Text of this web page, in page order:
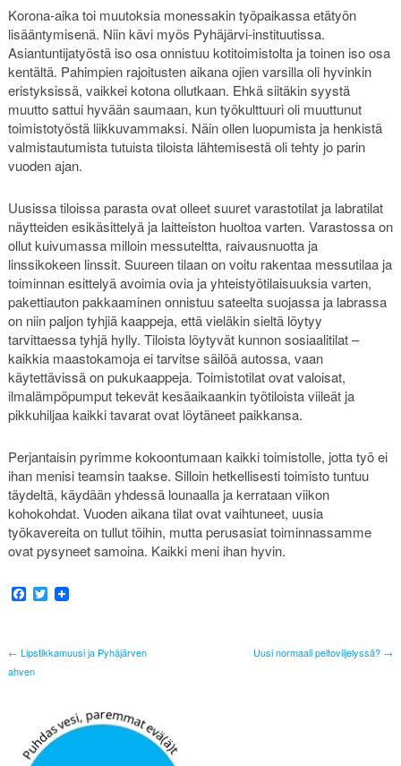
Korona-aika toi muutoksia monessakin työpaikassa etätyön
lisääntymisenä. Niin kävi myös Pyhäjärvi-instituutissa.
Asiantuntijatyöstä iso osa onnistuu kotitoimistolta ja toinen iso osa
kentältä. Pahimpien rajoitusten aikana ojien varsilla oli hyvinkin
eristyksissä, vaikkei kotona ollutkaan. Ehkä siitäkin syystä
muutto sattui hyvään saumaan, kun työkulttuuri oli muuttunut
toimistotyöstä liikkuvammaksi. Näin ollen luopumista ja henkistä
valmistautumista tutuista tiloista lähtemisestä oli tehty jo parin
vuoden ajan.
Uusissa tiloissa parasta ovat olleet suuret varastotilat ja labratilat
näytteiden esikäsittelyä ja laitteiston huoltoa varten. Varastossa on
ollut kuivumassa milloin messuteltta, raivausnuotta ja
linssikokeen linssit. Suureen tilaan on voitu rakentaa messutilaa ja
toiminnan esittelyä avoimia ovia ja yhteistyötilaisuuksia varten,
pakettiauton pakkaaminen onnistuu sateelta suojassa ja labrassa
on niin paljon tyhjiä kaappeja, että vieläkin sieltä löytyy
tarvittaessa tyhjä hylly. Tiloista löytyvät kunnon sosiaalitilat –
kaikkia maastokamoja ei tarvitse säilöä autossa, vaan
käytettävissä on pukukaappeja. Toimistotilat ovat valoisat,
ilmalämpöpumput tekevät kesäaikaankin työtiloista viileät ja
pikkuhiljaa kaikki tavarat ovat löytäneet paikkansa.
Perjantaisin pyrimme kokoontumaan kaikki toimistolle, jotta työ ei
ihan menisi teamsin taakse. Silloin hetkellisesti toimisto tuntuu
täydeltä, käydään yhdessä lounaalla ja kerrataan viikon
kohokohdat. Vuoden aikana tilat ovat vaihtuneet, uusia
työkavereita on tullut töihin, mutta perusasiat toiminnassamme
ovat pysyneet samoina. Kaikki meni ihan hyvin.
Facebook
Twitter
← Lipstikkamuusi ja Pyhäjärven
ahven
Uusi normaali peltoviljelyssä? →